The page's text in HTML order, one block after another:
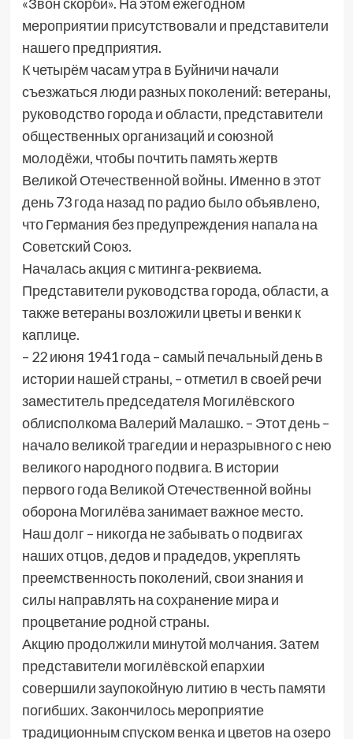
мероприятии присутствовали и представители
нашего предприятия.
К четырём часам утра в Буйничи начали
съезжаться люди разных поколений: ветераны,
руководство города и области, представители
общественных организаций и союзной
молодёжи, чтобы почтить память жертв
Великой Отечественной войны. Именно в этот
день 73 года назад по радио было объявлено,
что Германия без предупреждения напала на
Советский Союз.
Началась акция с митинга-реквиема.
Представители руководства города, области, а
также ветераны возложили цветы и венки к
каплице.
– 22 июня 1941 года – самый печальный день в
истории нашей страны, – отметил в своей речи
заместитель председателя Могилёвского
облисполкома Валерий Малашко. – Этот день –
начало великой трагедии и неразрывного с нею
великого народного подвига. В истории
первого года Великой Отечественной войны
оборона Могилёва занимает важное место.
Наш долг – никогда не забывать о подвигах
наших отцов, дедов и прадедов, укреплять
преемственность поколений, свои знания и
силы направлять на сохранение мира и
процветание родной страны.
Акцию продолжили минутой молчания. Затем
представители могилёвской епархии
совершили заупокойную литию в честь памяти
погибших. Закончилось мероприятие
традиционным спуском венка и цветов на озеро